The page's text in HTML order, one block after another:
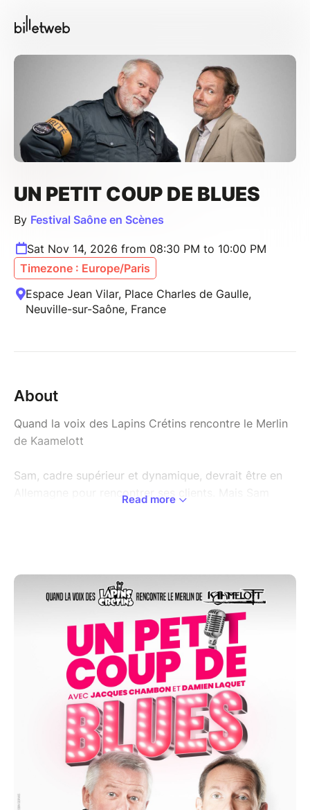
UN PETIT COUP DE BLUES
By Festival Saône en Scènes
Sat Nov 14, 2026 from 08:30 PM to 10:00 PM
Timezone : Europe/Paris
Espace Jean Vilar, Place Charles de Gaulle,
Neuville-sur-Saône, France
About
Quand la voix des Lapins Crétins rencontre le Merlin
de Kaamelott
Sam, cadre supérieur et dynamique, devrait être en
Allemagne pour rencontrer ses clients. Mais Sam
Mais la nuit, dans le bureau de Sam, il se passe des
choses étranges... Frédo, le vigile chargé de la
surveillance des locaux a une mission. Il a été désigné
par Elvis Presley lui-même pour être sa réincarnation.
la rencontre entre le cadre désoeuvré et le vigile
"habité" va être très Rock'n Roll !
Une comédie de Jacques Chambon
Avec : Jacques Chambon et Damien laquet
Mise en scène : Brigitte Jouffre
Durée : 1 H 20
Tarif : 15 € / 12 €
Read more